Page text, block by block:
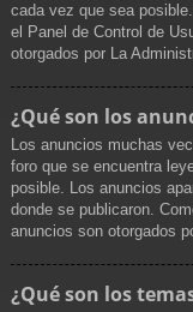
cada vez que sea
el Panel de Control de
otorgados por La
¿Qué son los
Los anuncios muchas
foro que se encuentra
posible. Los anuncios
donde se publicaron.
anuncios son otorgados
¿Qué son los